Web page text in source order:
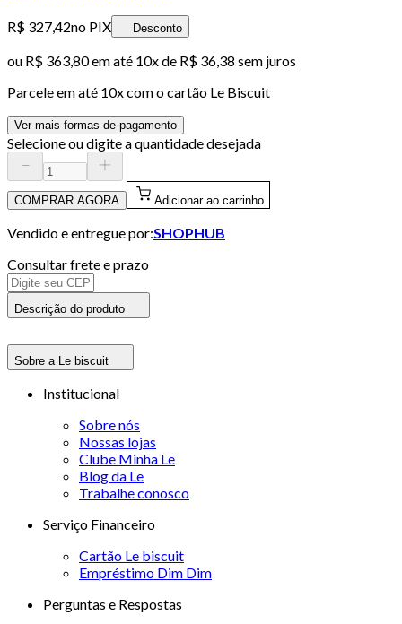
R$ 327,42no PIX Desconto
ou R$ 363,80em até 10x de R$ 36,38 sem juros
Parcele em até 10x com o cartão Le Biscuit
Ver mais formas de pagamento
Selecione ou digite a quantidade desejada
COMPRAR AGORA Adicionar ao carrinho
Vendido e entregue por:SHOPHUB
Consultar frete e prazo
Descrição do produto
Sobre a Le biscuit
Institucional
Sobre nós
Nossas lojas
Clube Minha Le
Blog da Le
Trabalhe conosco
Serviço Financeiro
Cartão Le biscuit
Empréstimo Dim Dim
Perguntas e Respostas